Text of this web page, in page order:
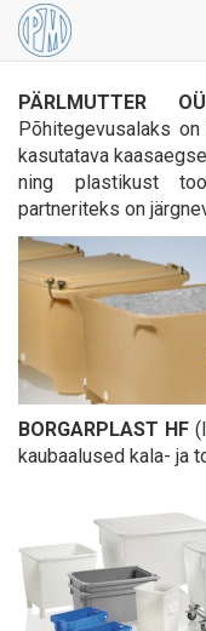
PÄRLMUTTER OÜ
Põhitegevusalaks
kasutatava
ning plastikust
partneriteks on
BORGARPLAST HF
kaubaalused kala- ja